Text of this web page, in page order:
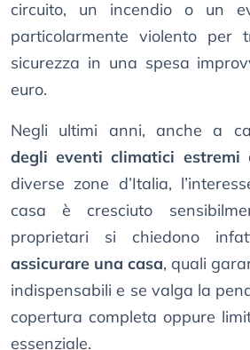
circuito, un incendio o un
particolarmente violento per
sicurezza in una spesa
euro.
Negli ultimi anni, anche a
degli eventi climatici estremi
diverse zone d’Italia,
casa è cresciuto
proprietari si chiedono
assicurare una casa, quali
indispensabili e se valga la
copertura completa oppure
essenziale.